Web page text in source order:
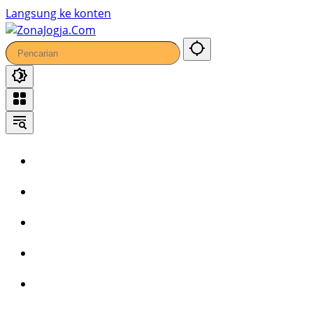
Langsung ke konten